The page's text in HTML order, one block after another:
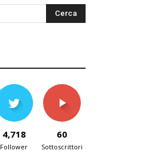
4,718
Follower
60
Sottoscrittori